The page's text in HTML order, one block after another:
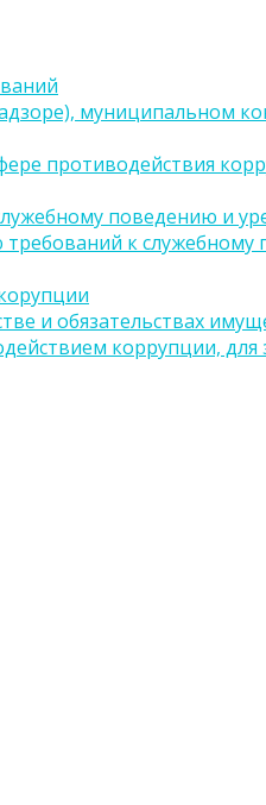
муниципальном
противодействия
поведению и
к
и обязательствах
коррупции, для